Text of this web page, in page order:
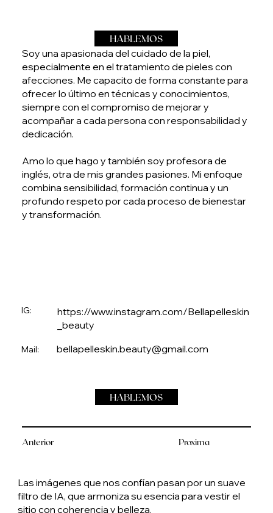
HABLEMOS
Anterior Proxima
Soy una apasionada del cuidado de la piel,
especialmente en el tratamiento de pieles con
afecciones. Me capacito de forma constante para
ofrecer lo último en técnicas y conocimientos,
siempre con el compromiso de mejorar y
acompañar a cada persona con responsabilidad y
dedicación.
Amo lo que hago y también soy profesora de
inglés, otra de mis grandes pasiones. Mi enfoque
combina sensibilidad, formación continua y un
profundo respeto por cada proceso de bienestar
y transformación.
IG:
https://www.instagram.com/Bellapelleskin
_beauty
Mail: bellapelleskin.beauty@gmail.com
HABLEMOS
Las imágenes que nos confían pasan por un suave
filtro de IA, que armoniza su esencia para vestir el
sitio con coherencia y belleza.